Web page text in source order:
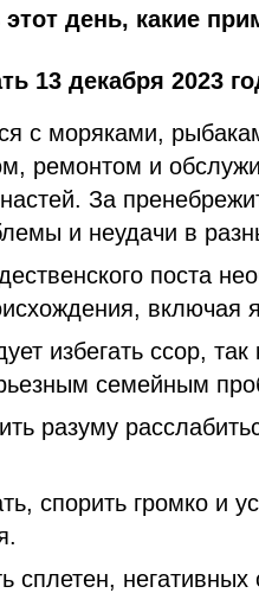
день, какие
13 декабря 2023
с моряками,
ремонтом и
За
и неудачи в
поста
включая
избегать ссор,
семейным
разуму
спорить громко и
сплетен,